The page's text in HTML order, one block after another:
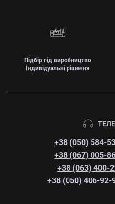
Підбір під виробництво
Індивідуальні рішення
+38 (050) 584-
+38 (067) 005-
+38 (063) 400-
+38 (050) 406-92-